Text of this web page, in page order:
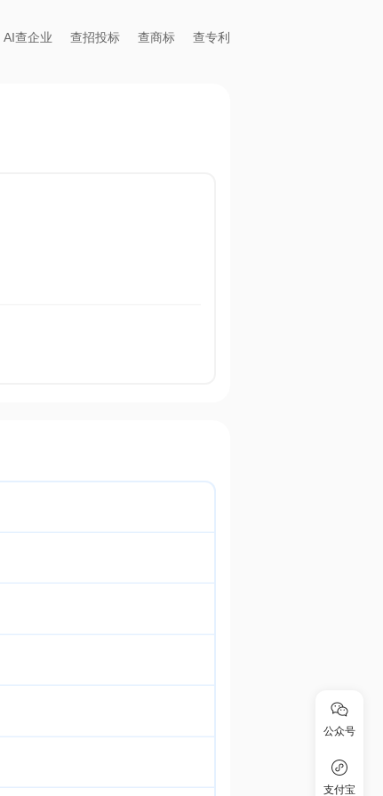
AI查企业 查招投标 查商标 查专利
公众号
支付宝